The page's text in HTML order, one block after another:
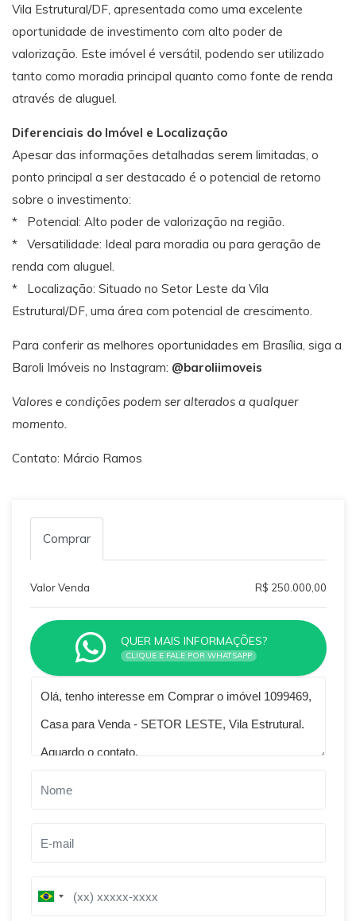
Vila Estrutural/DF, apresentada como uma excelente
oportunidade de investimento com alto poder de
valorização. Este imóvel é versátil, podendo ser utilizado
tanto como moradia principal quanto como fonte de renda
através de aluguel.
Diferenciais do Imóvel e Localização
Apesar das informações detalhadas serem limitadas, o
ponto principal a ser destacado é o potencial de retorno
sobre o investimento:
* Potencial: Alto poder de valorização na região.
* Versatilidade: Ideal para moradia ou para geração de
renda com aluguel.
* Localização: Situado no Setor Leste da Vila
Estrutural/DF, uma área com potencial de crescimento.
Para conferir as melhores oportunidades em Brasília, siga a
Baroli Imóveis no Instagram: @baroliimoveis
Valores e condições podem ser alterados a qualquer
momento.
Contato: Márcio Ramos
Comprar
Valor Venda R$ 250.000,00
QUER MAIS INFORMAÇÕES?
CLIQUE E FALE POR WHATSAPP
B